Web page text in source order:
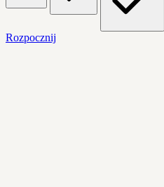
Rozpocznij